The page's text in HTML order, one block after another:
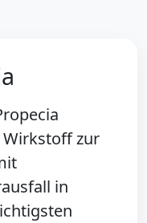
Wirkstoff zur
in